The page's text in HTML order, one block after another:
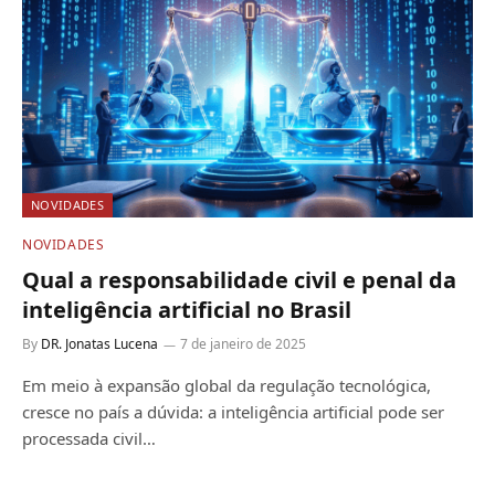
NOVIDADES
NOVIDADES
Qual a responsabilidade civil e penal da
inteligência artificial no Brasil
By DR. Jonatas Lucena 7 de janeiro de 2025
Em meio à expansão global da regulação tecnológica,
cresce no país a dúvida: a inteligência artificial pode ser
processada civil…